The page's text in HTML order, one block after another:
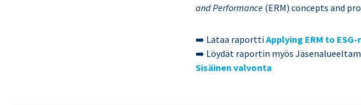
and Performance (ERM) concepts and
➡️ Lataa raporttiApplying ERM to
➡️ Löydät raportin myös
Sisäinen valvonta